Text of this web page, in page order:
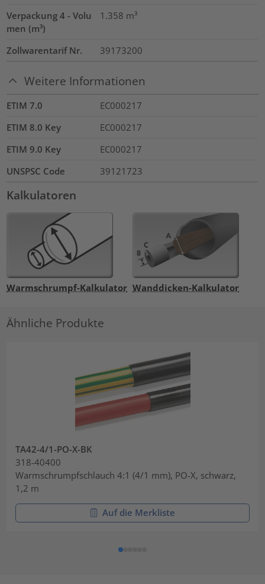
Verpackung 4 - Volu
men (m³)
1.358 m³
Zollwarentarif Nr. 39173200
Weitere Informationen
ETIM 7.0
EC000217
ETIM 8.0 Key
EC000217
ETIM 9.0 Key
EC000217
UNSPSC Code
39121723
Kalkulatoren
Warmschrumpf-Kalkulator Wanddicken-Kalkulator
Ähnliche Produkte
TA42-4/1-PO-X-BK
318-40400
Warmschrumpfschlauch 4:1 (4/1 mm), PO-X, schwarz,
1,2 m
Auf die Merkliste